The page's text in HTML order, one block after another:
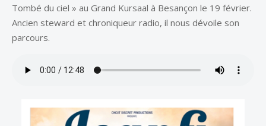
Tombé du ciel » au Grand Kursaal à Besançon le 19 février.
Ancien steward et chroniqueur radio, il nous dévoile son
parcours.